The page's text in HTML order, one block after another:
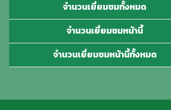
จำนวนเยี่ยมชมทั้งหมด
จำนวนเยี่ยมชมหน้านี้
จำนวนเยี่ยมชมหน้านี้ทั้งหมด